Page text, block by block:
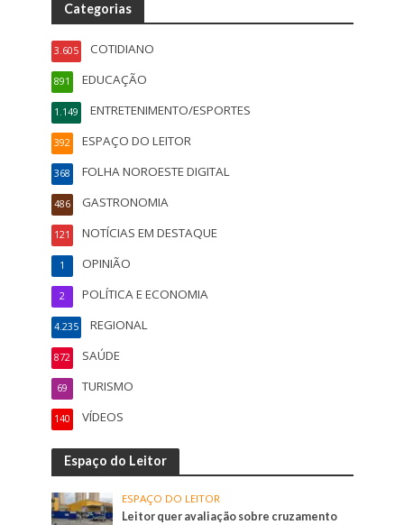
Categorias
COTIDIANO
3.605
EDUCAÇÃO
891
ENTRETENIMENTO/ESPORTES
1.149
ESPAÇO DO LEITOR
392
FOLHA NOROESTE DIGITAL
368
GASTRONOMIA
486
NOTÍCIAS EM DESTAQUE
121
OPINIÃO
1
POLÍTICA E ECONOMIA
2
REGIONAL
4.235
SAÚDE
872
TURISMO
69
VÍDEOS
140
Espaço do Leitor
ESPAÇO DO LEITOR
Leitor quer avaliação sobre cruzamento